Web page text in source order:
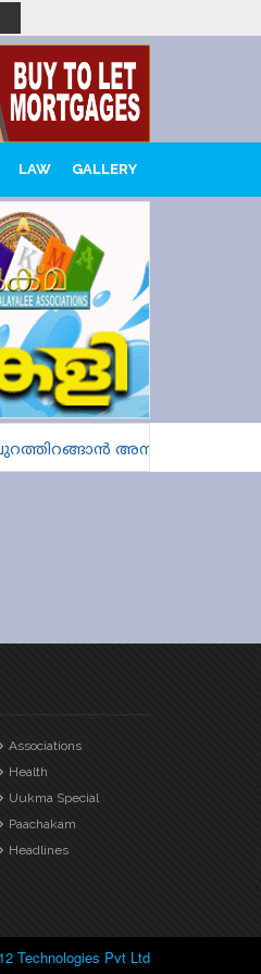
LAW GALLERY
അനുവദിച്ചത്
Associations
Health
Uukma Special
Paachakam
Headlines
Technologies Pvt Ltd